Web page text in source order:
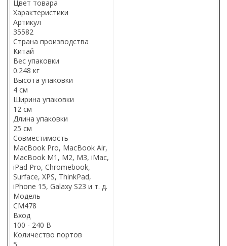
Цвет товара
Характеристики
Артикул
35582
Страна производства
Китай
Вес упаковки
0.248 кг
Высота упаковки
4 см
Ширина упаковки
12 см
Длина упаковки
25 см
Совместимость
MacBook Pro, MacBook Air,
MacBook M1, M2, M3, iMac,
iPad Pro, Chromebook,
Surface, XPS, ThinkPad,
iPhone 15, Galaxy S23 и т. д.
Модель
CM478
Вход
100 - 240 В
Количество портов